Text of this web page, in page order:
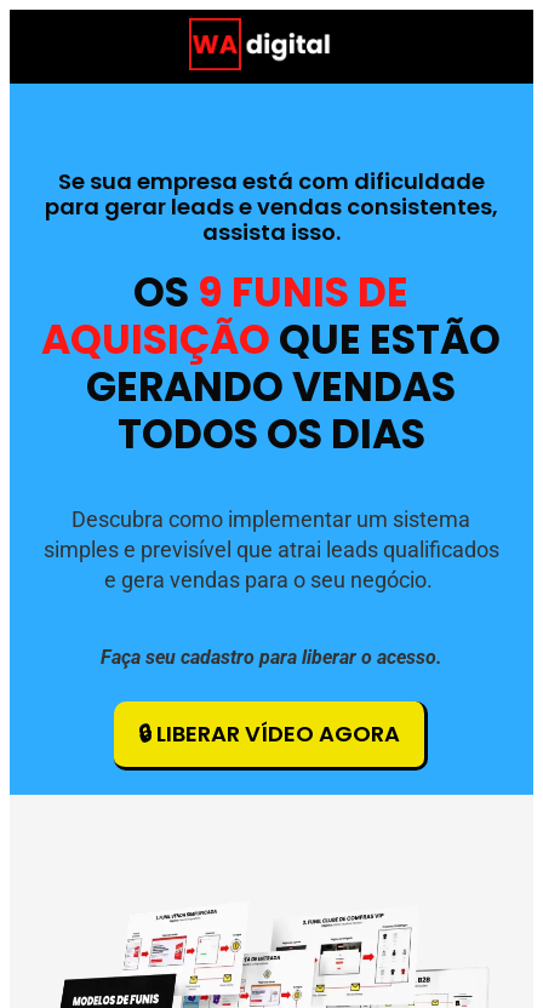
Se sua empresa está com dificuldade
para gerar leads e vendas consistentes,
assista isso.
OS 9 FUNIS DE
AQUISIÇÃOQUE ESTÃO
GERANDO VENDAS
TODOS OS DIAS
Descubra como implementar um sistema
simples e previsível que atrai leads qualificados
e gera vendas para o seu negócio.
Faça seu cadastro para liberar o acesso.
🔒 LIBERAR VÍDEO AGORA